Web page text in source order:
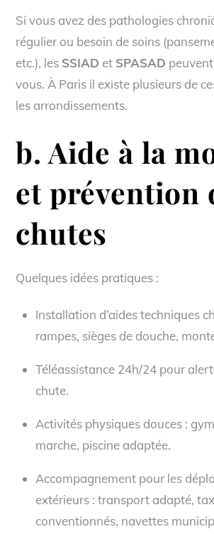
Si vous avez des pathologies
régulier ou besoin de soins
etc.), les SSIAD et SPASAD
vous. À Paris il existe plusieurs de
les arrondissements.
b. Aide à la
et prévention
chutes
Quelques idées pratiques :
Installation d’aides techniques
rampes, sièges de douche,
Téléassistance 24h/24 pour
chute.
Activités physiques douces :
marche, piscine adaptée.
Accompagnement pour les
extérieurs : transport adapté,
conventionnés, navettes